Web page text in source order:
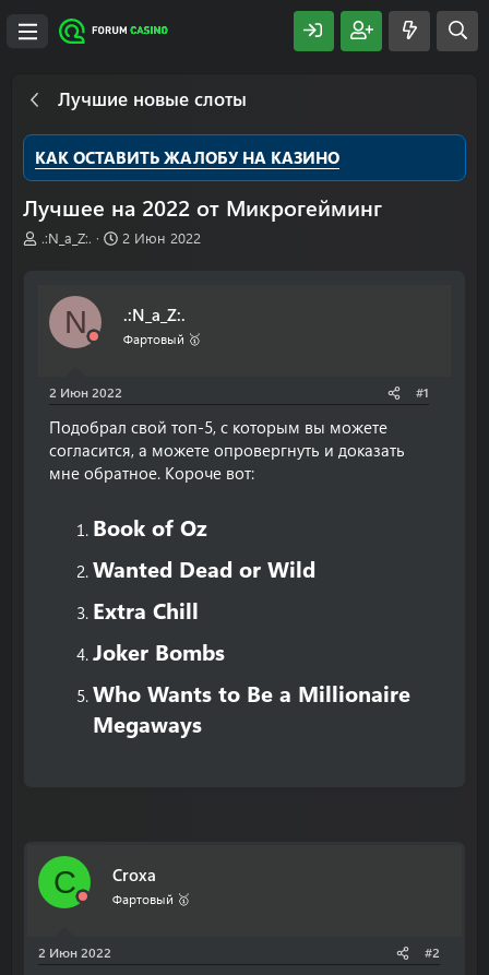
Лучшие новые слоты
КАК ОСТАВИТЬ ЖАЛОБУ НА КАЗИНО
Лучшее на 2022 от Микрогейминг
А
ы
.:N_a_Z:.
Д
н
а
2 Июн 2022
N .:N_a_Z:.
Фартовый 🥇
2 Июн 2022 #1
Подобрал свой топ-5, с которым вы можете
согласится, а можете опровергнуть и доказать
мне обратное. Короче вот:
Book of Oz​
Wanted Dead or Wild​
Extra Chill​
Joker Bombs​
Who Wants to Be a Millionaire
Megaways​
C Croxa
Фартовый 🥇
2 Июн 2022 #2